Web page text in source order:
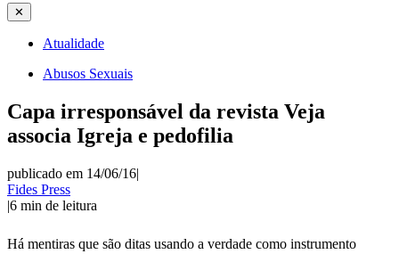
✕
Atualidade
Abusos Sexuais
Capa irresponsável da revista Veja
associa Igreja e pedofilia
publicado em 14/06/16|
Fides Press
|6 min de leitura
Há mentiras que são ditas usando a verdade como instrumento